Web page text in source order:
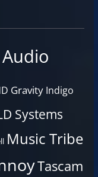
Audio
Gravity Indigo
Systems
Music Tribe
Tascam